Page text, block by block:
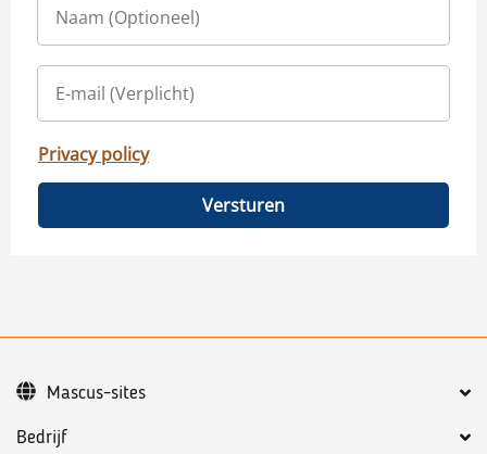
Privacy policy
Versturen
Bedrijf
Mascus-sites